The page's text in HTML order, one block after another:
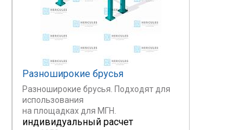
Разноширокие брусья
Разноширокие брусья. Подходят для
использования
на площадках для МГН.
индивидуальный расчет